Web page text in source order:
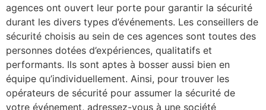
agences ont ouvert leur porte pour garantir la sécurité
durant les divers types d’événements. Les conseillers de
sécurité choisis au sein de ces agences sont toutes des
personnes dotées d’expériences, qualitatifs et
performants. Ils sont aptes à bosser aussi bien en
équipe qu’individuellement. Ainsi, pour trouver les
opérateurs de sécurité pour assumer la sécurité de
votre événement, adressez-vous à une société